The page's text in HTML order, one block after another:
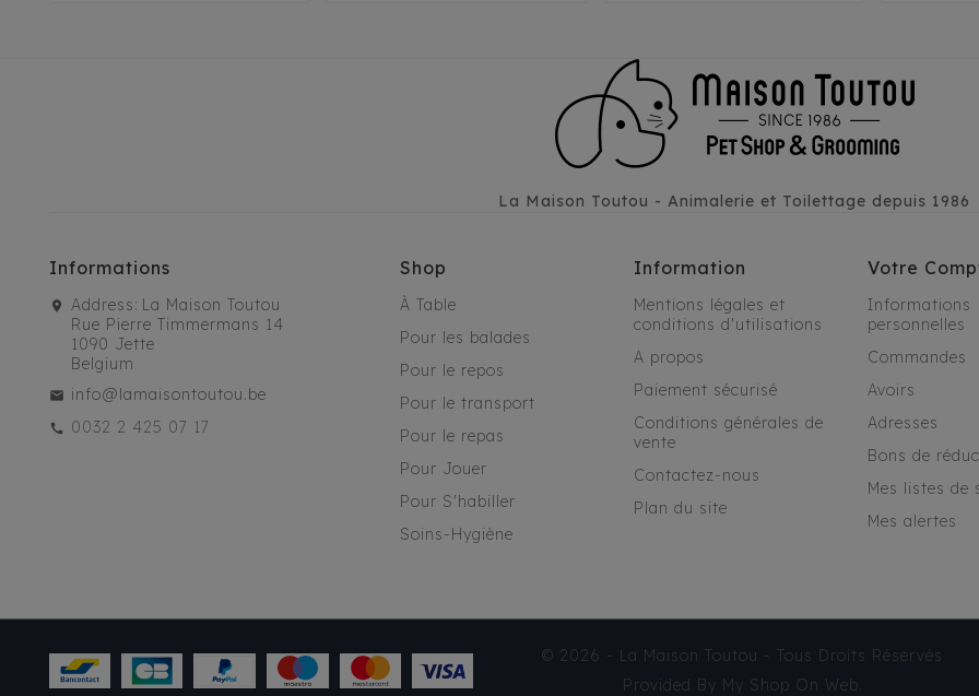
La Maison Toutou - Animalerie et Toilettage depuis 1986
Informations
Address: La Maison Toutou
Rue Pierre Timmermans 14
1090 Jette
Belgium
info@lamaisontoutou.be
0032 2 425 07 17
Shop
À Table
Pour les balades
Pour le repos
Pour le transport
Pour le repas
Pour Jouer
Pour S'habiller
Soins-Hygiène
Information
Mentions légales et
conditions d'utilisations
A propos
Paiement sécurisé
Conditions générales de
vente
Contactez-nous
Plan du site
Votre
Informations
personnelles
Commandes
Avoirs
Adresses
Bons de
Mes listes de
Mes alertes
© 2026 - La Maison Toutou - Tous Droits Réservés
Provided By My Shop On Web